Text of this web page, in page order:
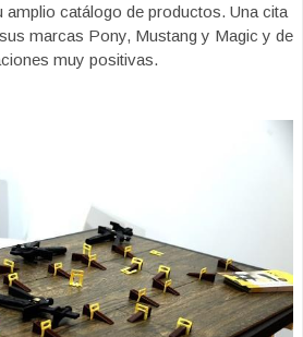
amplio catálogo de productos. Una cita
marcas Pony, Mustang y Magic y de
muy positivas.